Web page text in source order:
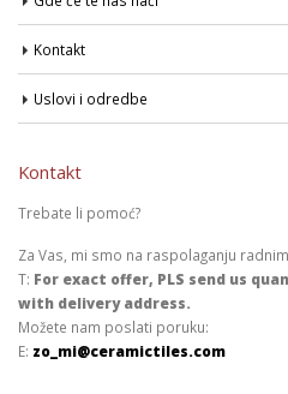
Kontakt
Uslovi i odredbe
Kontakt
Trebate li pomoć?
Za Vas, mi smo na raspolaganju
T: For exact offer, PLS send us
with delivery address.
Možete nam poslati poruku:
E: zo_mi@ceramictiles.com